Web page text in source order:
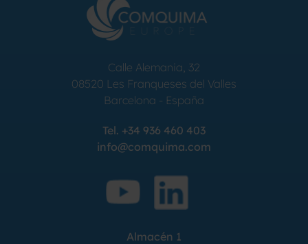
Calle Alemania, 32
08520 Les Franqueses del Valles
Barcelona - España
Tel. +34 936 460 403
info@comquima.com
Almacén 1